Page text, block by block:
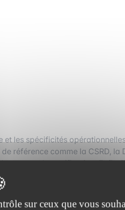
les spécificités
référence comme la CSRD, la
rapport de certification.
axes d’analyse et des
sur ceux que vous